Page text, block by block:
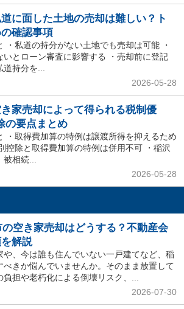
道に面した土地の売却は難しい？ト
確認事項
・私道の持分がない土地でも売却は可能 ・
いとローン審査に影響する ・売却前に登記
持分を...
2026-05-28
き家売却によって得られる税制優
の要点まとめ
・取得費加算の特例は譲渡所得を抑えるため
控除と取得費加算の特例は併用不可 ・稲沢
相続...
2026-05-28
の空き家売却はどうする？不動産会
解説
や、今は誰も住んでいない一戸建てなど、稲
きか悩んでいませんか。そのまま放置して
担や老朽化による倒壊リスク、...
2026-07-30